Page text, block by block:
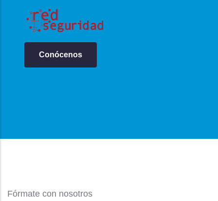
Conócenos
Fórmate con nosotros